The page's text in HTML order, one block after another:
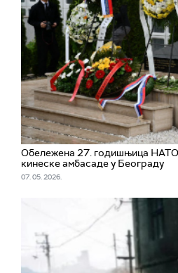
Обележена 27. годишњица
кинеске амбасаде у Београду
07. 05. 2026.